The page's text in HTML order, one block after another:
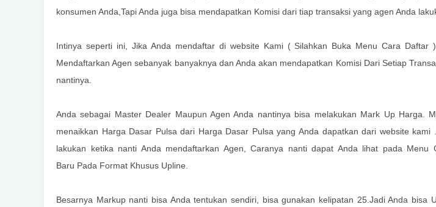
konsumen Anda,Tapi Anda juga bisa mendapatkan Komisi dari tiap transaksi yang agen Anda
Intinya seperti ini, Jika Anda mendaftar di website Kami ( Silahkan Buka MenuCara Daftar
Mendaftarkan Agen sebanyak banyaknya dan Anda akan mendapatkan Komisi Dari Setiap
nantinya.
Anda sebagai Master Dealer Maupun Agen Anda nantinya bisa melakukan Mark Up Harga.
menaikkan Harga Dasar Pulsa dari Harga Dasar Pulsa yang Anda dapatkan dari website kami
lakukan ketika nanti Anda mendaftarkan Agen, Caranya nanti dapat Anda lihat pada Menu
Baru Pada Format Khusus Upline.
Besarnya Markup nanti bisa Anda tentukan sendiri, bisa gunakan kelipatan 25.Jadi Anda bisa